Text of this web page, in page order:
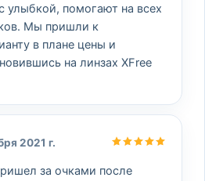
улыбкой, помогают на всех
Мы пришли к
в плане цены и
на линзах XFree
2021 г.
за очками после